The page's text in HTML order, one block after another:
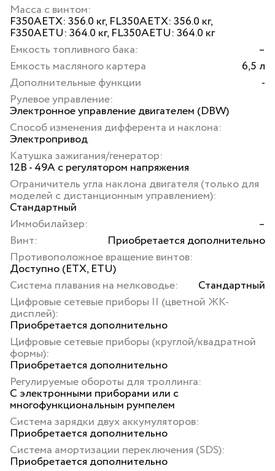
Масса с винтом:
F350AETX: 356.0 кг, FL350AETX: 356.0 кг,
F350AETU: 364.0 кг, FL350AETU: 364.0 кг
Емкость топливного бака:
–
Емкость масляного картера
6,5 л
Дополнительные функции
-
Рулевое управление:
Электронное управление двигателем (DBW)
Способ изменения дифферента и наклона:
Электропривод
Катушка зажигания/генератор:
12В - 49А с регулятором напряжения
Ограничитель угла наклона двигателя (только для
моделей с дистанционным управлением):
Стандартный
Иммобилайзер:
–
Винт:
Приобретается дополнительно
Противоположное вращение винтов:
Доступно (ETX, ETU)
Система плавания на мелководье:
Стандартный
Цифровые сетевые приборы II (цветной ЖК-
дисплей):
Приобретается дополнительно
Цифровые сетевые приборы (круглой/квадратной
формы):
Приобретается дополнительно
Регулируемые обороты для троллинга:
С электронными приборами или с
многофункциональным румпелем
Система зарядки двух аккумуляторов:
Приобретается дополнительно
Система амортизации переключения (SDS):
Приобретается дополнительно